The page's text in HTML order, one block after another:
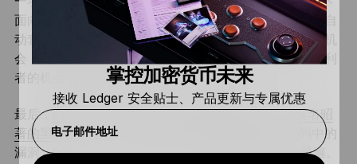
面向散户。 闪电贷也是机器人的游乐场，因为它们支持自
动套利交易。 具体而言，这些自动套利机器人可以发现机
会，然后在几秒钟内执行交易。 这导致其他加密货币套利
者的机会变得比以往任何时候都更加稀缺。
最后，闪电贷推动了一些针对大型加密货币平台的臭名昭
著的黑客攻击。 恶意黑客会发现并利用交易协议代码中的
漏洞。2021 年至 2022 年期间，这种黑客攻击十分普遍。
掌控加密货币未来
接收 Ledger 安全贴士、产品更新与专属优惠
电子邮件地址